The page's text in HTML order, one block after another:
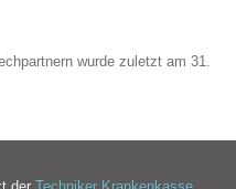
wurde zuletzt am 31.